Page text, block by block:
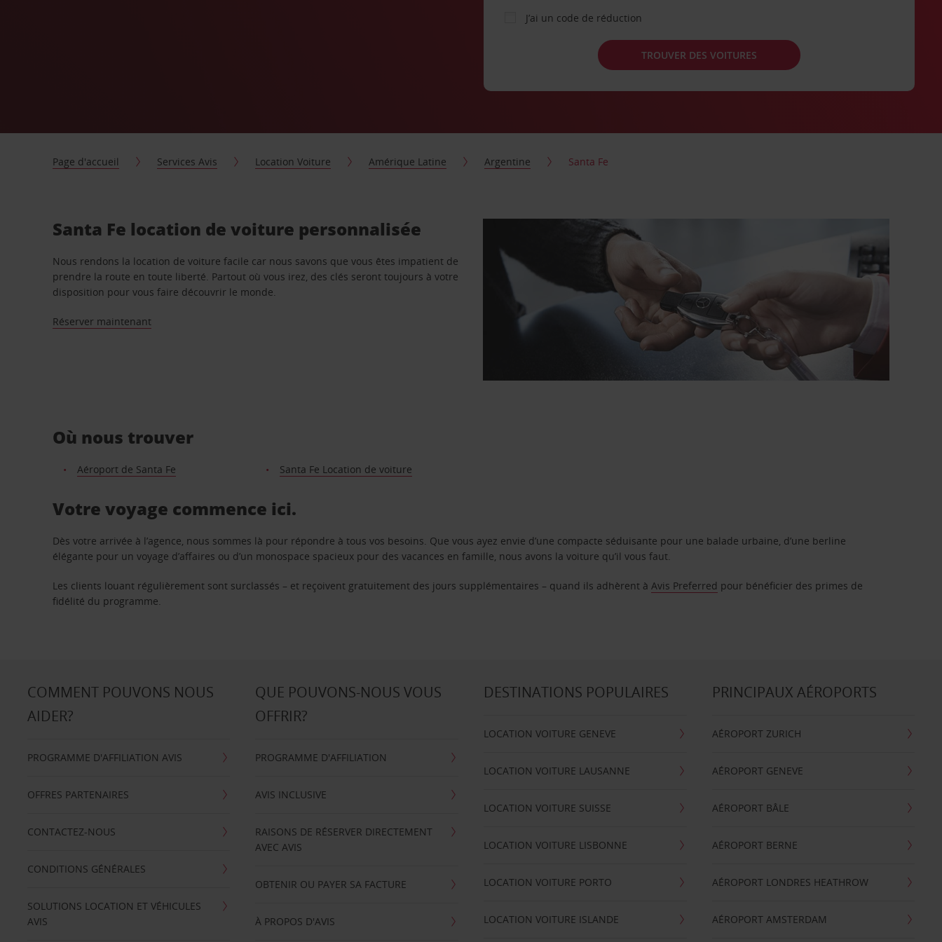
J’ai un code de réduction
TROUVER DES VOITURES
Page d'accueil Services Avis Location Voiture Amérique Latine Argentine Santa Fe
Santa Fe location de voiture personnalisée
Nous rendons la location de voiture facile car nous savons que vous êtes impatient de
prendre la route en toute liberté. Partout où vous irez, des clés seront toujours à votre
disposition pour vous faire découvrir le monde.
Réserver maintenant
Où nous trouver
Aéroport de Santa Fe Santa Fe Location de voiture
Votre voyage commence ici.
Dès votre arrivée à l’agence, nous sommes là pour répondre à tous vos besoins. Que vous ayez envie d’une compacte séduisante pour une balade urbaine, d’une berline
élégante pour un voyage d’affaires ou d’un monospace spacieux pour des vacances en famille, nous avons la voiture qu’il vous faut.
Les clients louant régulièrement sont surclassés – et reçoivent gratuitement des jours supplémentaires – quand ils adhèrent àAvis Preferred pour bénéficier des primes de
fidélité du programme.
COMMENT POUVONS NOUS
AIDER?
PROGRAMME D'AFFILIATION AVIS
OFFRES PARTENAIRES
CONTACTEZ-NOUS
CONDITIONS GÉNÉRALES
SOLUTIONS LOCATION ET VÉHICULES
AVIS
QUE POUVONS-NOUS VOUS
OFFRIR?
PROGRAMME D'AFFILIATION
AVIS INCLUSIVE
RAISONS DE RÉSERVER DIRECTEMENT
AVEC AVIS
OBTENIR OU PAYER SA FACTURE
À PROPOS D'AVIS
DESTINATIONS POPULAIRES
LOCATION VOITURE GENEVE
LOCATION VOITURE LAUSANNE
LOCATION VOITURE SUISSE
LOCATION VOITURE LISBONNE
LOCATION VOITURE PORTO
LOCATION VOITURE ISLANDE
PRINCIPAUX AÉROPORTS
AÉROPORT ZURICH
AÉROPORT GENEVE
AÉROPORT BÂLE
AÉROPORT BERNE
AÉROPORT LONDRES HEATHROW
AÉROPORT AMSTERDAM